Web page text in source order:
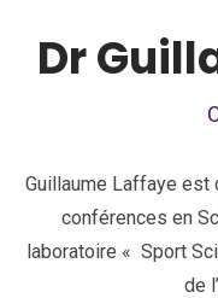
Dr
Guillaume Laffaye est
conférences en
laboratoire « Sport
de